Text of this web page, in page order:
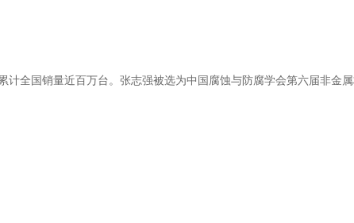
国销量近百万台。张志强被选为中国腐蚀与防腐学会第六届非金属